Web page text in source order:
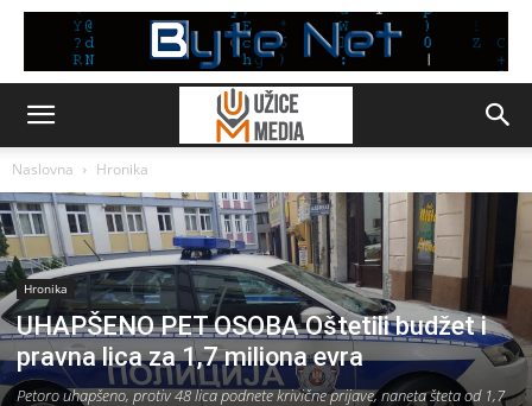
Naslovna Hronika
Hronika
UHAPŠENO PET OSOBA Oštetili budžet i
pravna lica za 1,7 miliona evra
Petoro uhapšeno, protiv 48 lica podnete krivične prijave, naneta šteta od 1,7